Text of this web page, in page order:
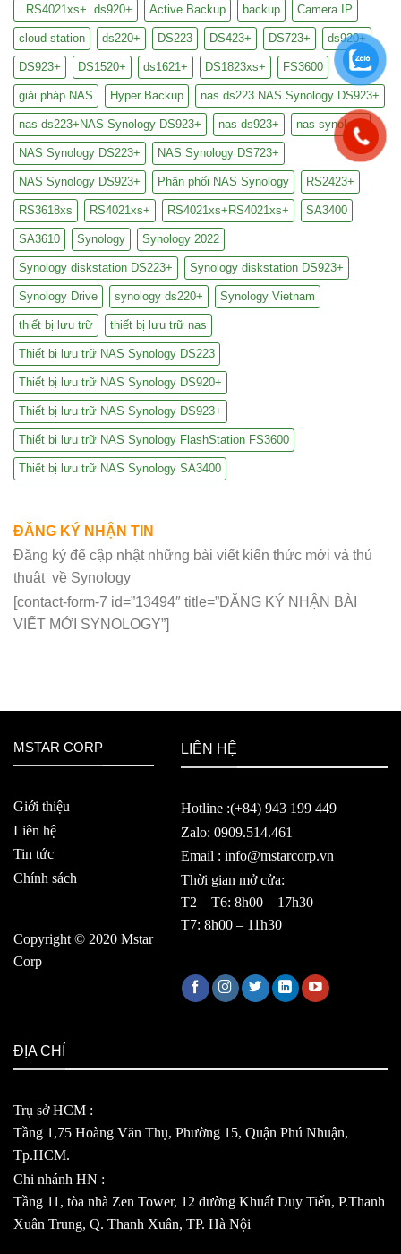
. RS4021xs+. ds920+ Active Backup backup Camera IP
cloud station ds220+ DS223 DS423+ DS723+ ds920+
DS923+ DS1520+ ds1621+ DS1823xs+ FS3600
giải pháp NAS Hyper Backup nas ds223 NAS Synology DS923+
nas ds223+NAS Synology DS923+ nas ds923+ nas synology
NAS Synology DS223+ NAS Synology DS723+
NAS Synology DS923+ Phân phối NAS Synology RS2423+
RS3618xs RS4021xs+ RS4021xs+RS4021xs+ SA3400
SA3610 Synology Synology 2022
Synology diskstation DS223+ Synology diskstation DS923+
Synology Drive synology ds220+ Synology Vietnam
thiết bị lưu trữ thiết bị lưu trữ nas
Thiết bị lưu trữ NAS Synology DS223
Thiết bị lưu trữ NAS Synology DS920+
Thiết bị lưu trữ NAS Synology DS923+
Thiết bị lưu trữ NAS Synology FlashStation FS3600
Thiết bị lưu trữ NAS Synology SA3400
ĐĂNG KÝ NHẬN TIN
Đăng ký để cập nhật những bài viết kiến thức mới và thủ
thuật về Synology
[contact-form-7 id=”13494″ title=”ĐĂNG KÝ NHẬN BÀI
VIẾT MỚI SYNOLOGY”]
MSTAR CORP
Giới thiệu
Liên hệ
Tin tức
Chính sách
Copyright © 2020 Mstar
Corp
LIÊN HỆ
Hotline :(+84) 943 199 449
Zalo: 0909.514.461
Email : info@mstarcorp.vn
Thời gian mở cửa:
T2 – T6: 8h00 – 17h30
T7: 8h00 – 11h30
ĐỊA CHỈ
Trụ sở HCM :
Tầng 1,75 Hoàng Văn Thụ, Phường 15, Quận Phú Nhuận,
Tp.HCM.
Chi nhánh HN :
Tầng 11, tòa nhà Zen Tower, 12 đường Khuất Duy Tiến, P.Thanh
Xuân Trung, Q. Thanh Xuân, TP. Hà Nội